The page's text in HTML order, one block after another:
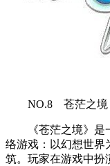
NO.8 苍茫之境
《苍茫之境》是一
络游戏：以幻想世界
筑。玩家在游戏中扮